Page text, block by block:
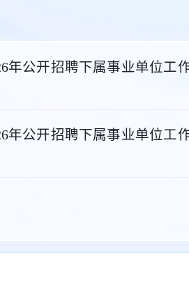
年公开招聘下属事业单位工
年公开招聘下属事业单位工